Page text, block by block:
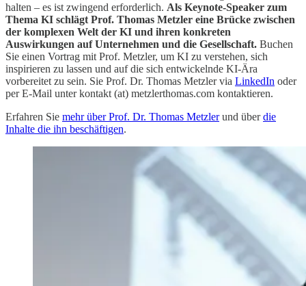
halten – es ist zwingend erforderlich. Als Keynote-Speaker zum
Thema KI schlägt Prof. Thomas Metzler eine Brücke zwischen
der komplexen Welt der KI und ihren konkreten
Auswirkungen auf Unternehmen und die Gesellschaft. Buchen
Sie einen Vortrag mit Prof. Metzler, um KI zu verstehen, sich
inspirieren zu lassen und auf die sich entwickelnde KI-Ära
vorbereitet zu sein. Sie Prof. Dr. Thomas Metzler via LinkedIn oder
per E-Mail unter kontakt (at) metzlerthomas.com kontaktieren.
Erfahren Sie mehr über Prof. Dr. Thomas Metzlerund überdie
Inhalte die ihn beschäftigen.